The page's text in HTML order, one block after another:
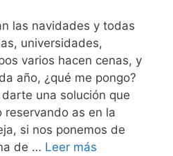
las navidades y todas
universidades,
varios hacen cenas, y
año, ¿qué me pongo?
una solución que
reservando as en la
si nos ponemos de
de … Leer más